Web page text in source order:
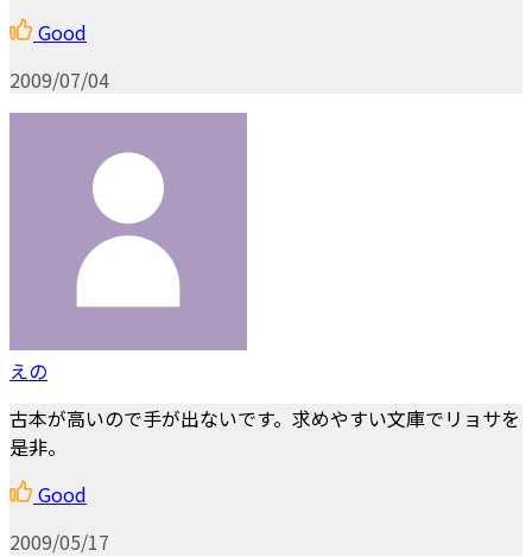
Good
2009/07/04
えの
古本が高いので手が出ないです。求めやすい文庫でリョサを
是非。
Good
2009/05/17